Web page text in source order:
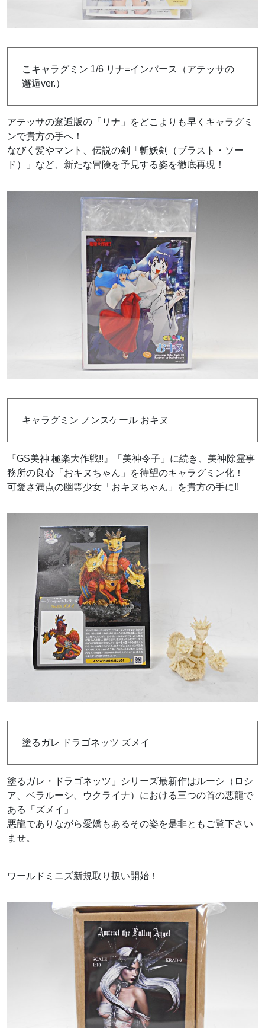
こキャラグミン 1/6 リナ=インバース（アテッサの
邂逅ver.）
アテッサの邂逅版の「リナ」をどこよりも早くキャラグミ
ンで貴方の手へ！
なびく髪やマント、伝説の剣「斬妖剣（ブラスト・ソー
ド）」など、新たな冒険を予見する姿を徹底再現！
キャラグミン ノンスケール おキヌ
『GS美神 極楽大作戦!!』「美神令子」に続き、美神除霊事
務所の良心「おキヌちゃん」を待望のキャラグミン化！
可愛さ満点の幽霊少女「おキヌちゃん」を貴方の手に!!
塗るガレ ドラゴネッツ ズメイ
塗るガレ・ドラゴネッツ」シリーズ最新作はルーシ（ロシ
ア、ベラルーシ、ウクライナ）における三つの首の悪龍で
ある「ズメイ」
悪龍でありながら愛嬌もあるその姿を是非ともご覧下さい
ませ。
ワールドミニズ新規取り扱い開始！